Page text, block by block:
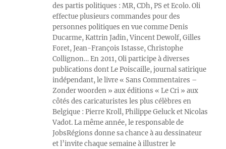
des partis politiques : MR, CDh, PS et Ecolo. Oli
effectue plusieurs commandes pour des
personnes politiques en vue comme Denis
Ducarme, Kattrin Jadin, Vincent Dewolf, Gilles
Foret, Jean-François Istasse, Christophe
Collignon… En 2011, Oli participe à diverses
publications dont Le Poiscaille, journal satirique
indépendant, le livre « Sans Commentaires –
Zonder woorden » aux éditions « Le Cri » aux
côtés des caricaturistes les plus célèbres en
Belgique : Pierre Kroll, Philippe Geluck et Nicolas
Vadot. La même année, le responsable de
JobsRégions donne sa chance à au dessinateur
et l’invite chaque semaine à illustrer le